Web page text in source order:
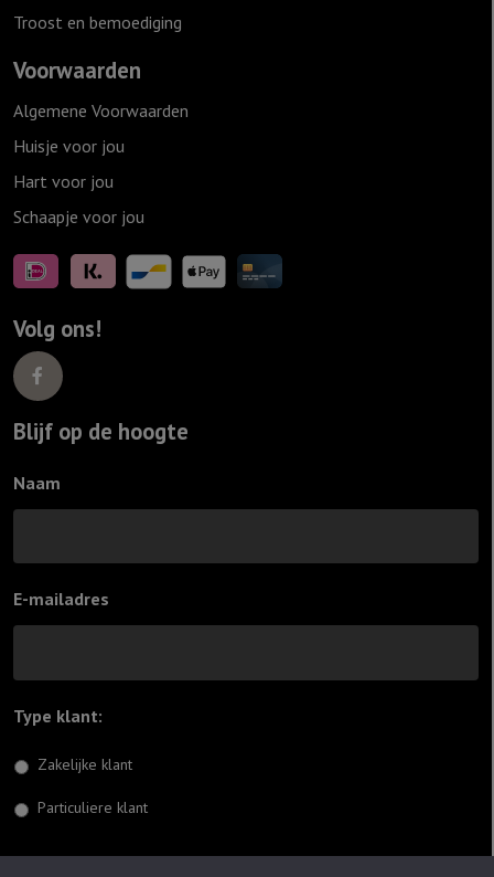
Troost en bemoediging
Voorwaarden
Algemene Voorwaarden
Huisje voor jou
Hart voor jou
Schaapje voor jou
Volg ons!
Blijf op de hoogte
Naam
E-mailadres
Type klant:
Zakelijke klant
Particuliere klant